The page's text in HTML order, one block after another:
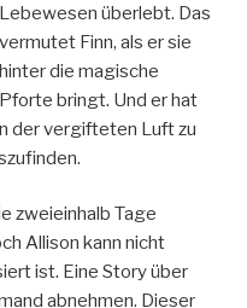
Lebewesen überlebt. Das
vermutet Finn, als er sie
hinter die magische
Pforte bringt. Und er hat
der vergifteten Luft zu
zweieinhalb Tage
Allison kann nicht
ist. Eine Story über
abnehmen. Dieser